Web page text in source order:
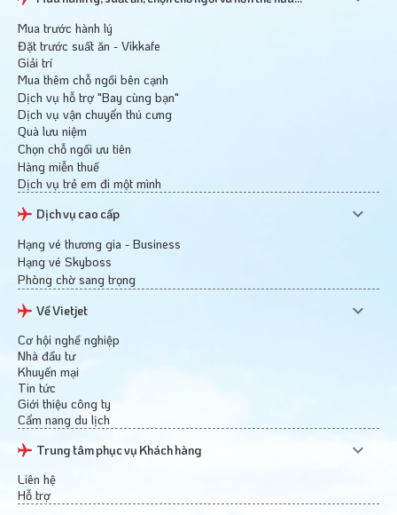
Mua trước hành lý
Đặt trước suất ăn - Vikkafe
Giải trí
Mua thêm chỗ ngồi bên cạnh
Dịch vụ hỗ trợ "Bay cùng bạn"
Dịch vụ vận chuyển thú cưng
Quà lưu niệm
Chọn chỗ ngồi ưu tiên
Hàng miễn thuế
Dịch vụ trẻ em đi một mình
Dịch vụ cao cấp
Hạng vé thương gia - Business
Hạng vé Skyboss
Phòng chờ sang trọng
Về Vietjet
Cơ hội nghề nghiệp
Nhà đầu tư
Khuyến mại
Tin tức
Giới thiệu công ty
Cẩm nang du lịch
Trung tâm phục vụ Khách hàng
Liên hệ
Hỗ trợ